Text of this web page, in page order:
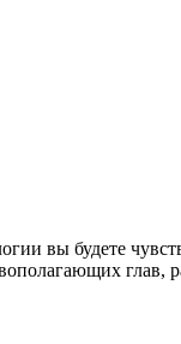
вы будете